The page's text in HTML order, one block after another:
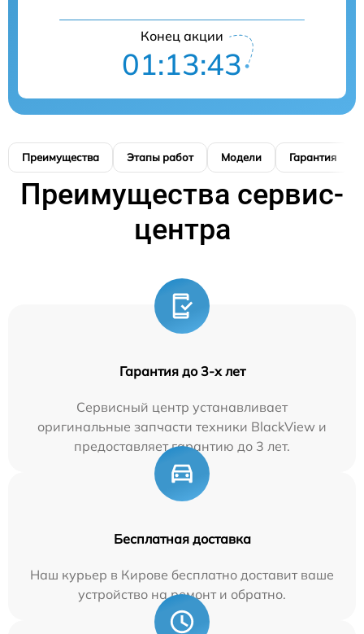
Конец акции
01:13:42
Преимущества Этапы работ Модели Гарантия
Преимущества сервис-
центра
Гарантия до 3-х лет
Сервисный центр устанавливает
оригинальные запчасти техники BlackView и
предоставляет гарантию до 3 лет.
Бесплатная доставка
Наш курьер в Кирове бесплатно доставит ваше
устройство на ремонт и обратно.